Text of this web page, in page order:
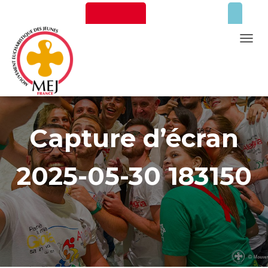
Newsletter
Mentions Légales
G
L
E
N
A
V
I
G
A
T
I
O
Capture d’écran
2025-05-30 183150